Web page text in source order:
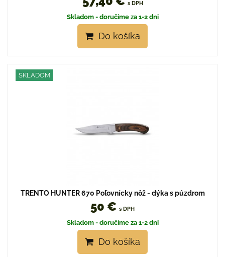
s DPH
Skladom - doručíme za 1-2 dni
Do košíka
SKLADOM
TRENTO HUNTER 670 Poľovnícky nôž - dýka s púzdrom
50 € s DPH
Skladom - doručíme za 1-2 dni
Do košíka